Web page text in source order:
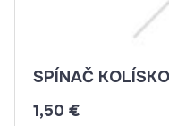
1,50 €